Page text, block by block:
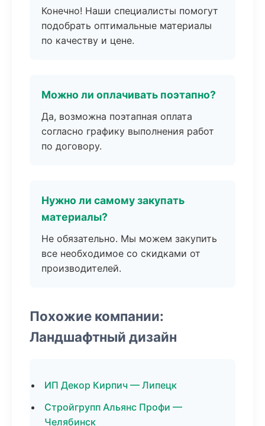
Конечно! Наши специалисты помогут
подобрать оптимальные материалы
по качеству и цене.
Можно ли оплачивать поэтапно?
Да, возможна поэтапная оплата
согласно графику выполнения работ
по договору.
Нужно ли самому закупать
материалы?
Не обязательно. Мы можем закупить
все необходимое со скидками от
производителей.
Похожие компании:
Ландшафтный дизайн
ИП Декор Кирпич — Липецк
Стройгрупп Альянс Профи —
Челябинск